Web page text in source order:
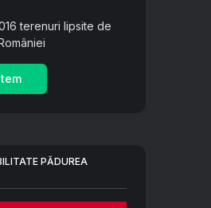
terenuri lipsite de
PĂDUREA